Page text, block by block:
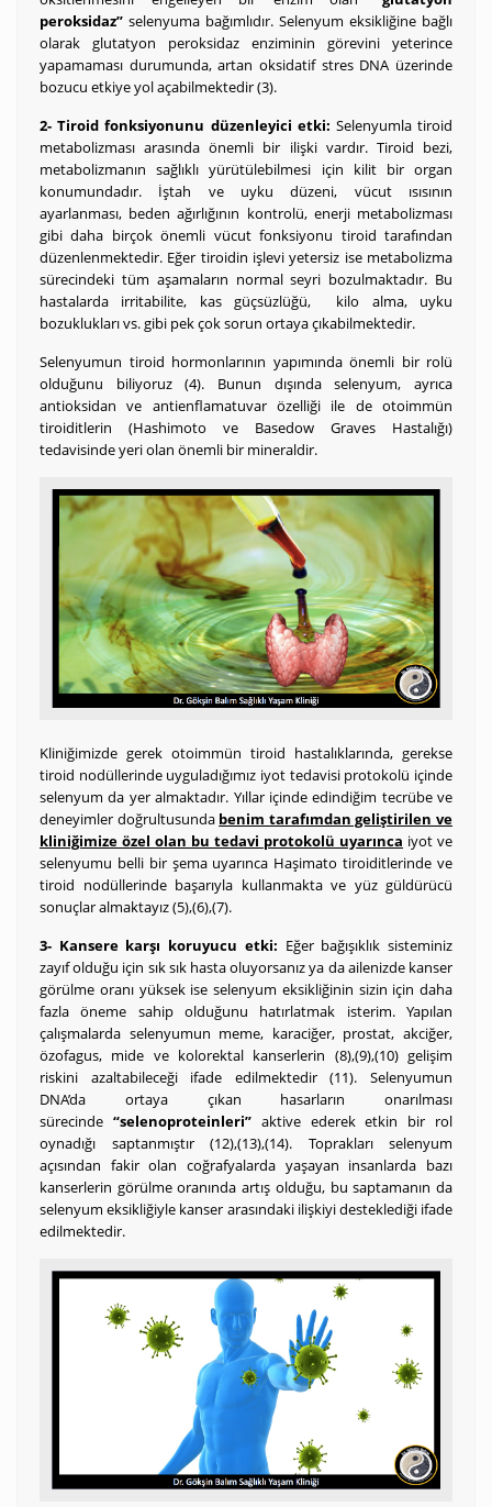
peroksidaz” selenyuma bağımlıdır. Selenyum eksikliğine bağlı
olarak glutatyon peroksidaz enziminin görevini yeterince
yapamaması durumunda, artan oksidatif stres DNA üzerinde
bozucu etkiye yol açabilmektedir (3).
2- Tiroid fonksiyonunu düzenleyici etki: Selenyumla tiroid
metabolizması arasında önemli bir ilişki vardır. Tiroid bezi,
metabolizmanın sağlıklı yürütülebilmesi için kilit bir organ
konumundadır. İştah ve uyku düzeni, vücut ısısının
ayarlanması, beden ağırlığının kontrolü, enerji metabolizması
gibi daha birçok önemli vücut fonksiyonu tiroid tarafından
düzenlenmektedir. Eğer tiroidin işlevi yetersiz ise metabolizma
sürecindeki tüm aşamaların normal seyri bozulmaktadır. Bu
hastalarda irritabilite, kas güçsüzlüğü, kilo alma, uyku
bozuklukları vs. gibi pek çok sorun ortaya çıkabilmektedir.
Selenyumun tiroid hormonlarının yapımında önemli bir rolü
olduğunu biliyoruz (4). Bunun dışında selenyum, ayrıca
antioksidan ve antienflamatuvar özelliği ile de otoimmün
tiroiditlerin (Hashimoto ve Basedow Graves Hastalığı)
tedavisinde yeri olan önemli bir mineraldir.
Kliniğimizde gerek otoimmün tiroid hastalıklarında, gerekse
tiroid nodüllerinde uyguladığımız iyot tedavisi protokolü içinde
selenyum da yer almaktadır. Yıllar içinde edindiğim tecrübe ve
deneyimler doğrultusunda benim tarafımdan geliştirilen ve
kliniğimize özel olan bu tedavi protokolü uyarınca iyot ve
selenyumu belli bir şema uyarınca Haşimato tiroiditlerinde ve
tiroid nodüllerinde başarıyla kullanmakta ve yüz güldürücü
sonuçlar almaktayız (5),(6),(7).
3- Kansere karşı koruyucu etki: Eğer bağışıklık sisteminiz
zayıf olduğu için sık sık hasta oluyorsanız ya da ailenizde kanser
görülme oranı yüksek ise selenyum eksikliğinin sizin için daha
fazla öneme sahip olduğunu hatırlatmak isterim. Yapılan
çalışmalarda selenyumun meme, karaciğer, prostat, akciğer,
özofagus, mide ve kolorektal kanserlerin (8),(9),(10) gelişim
riskini azaltabileceği ifade edilmektedir (11). Selenyumun
DNA’da ortaya çıkan hasarların onarılması
sürecinde “selenoproteinleri”aktive ederek etkin bir rol
oynadığı saptanmıştır (12),(13),(14). Toprakları selenyum
açısından fakir olan coğrafyalarda yaşayan insanlarda bazı
kanserlerin görülme oranında artış olduğu, bu saptamanın da
selenyum eksikliğiyle kanser arasındaki ilişkiyi desteklediği ifade
edilmektedir.